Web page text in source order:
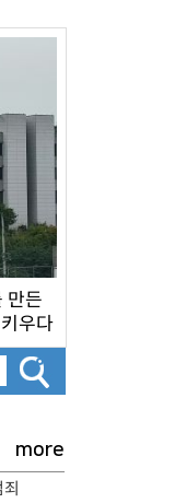
만든
우다
more